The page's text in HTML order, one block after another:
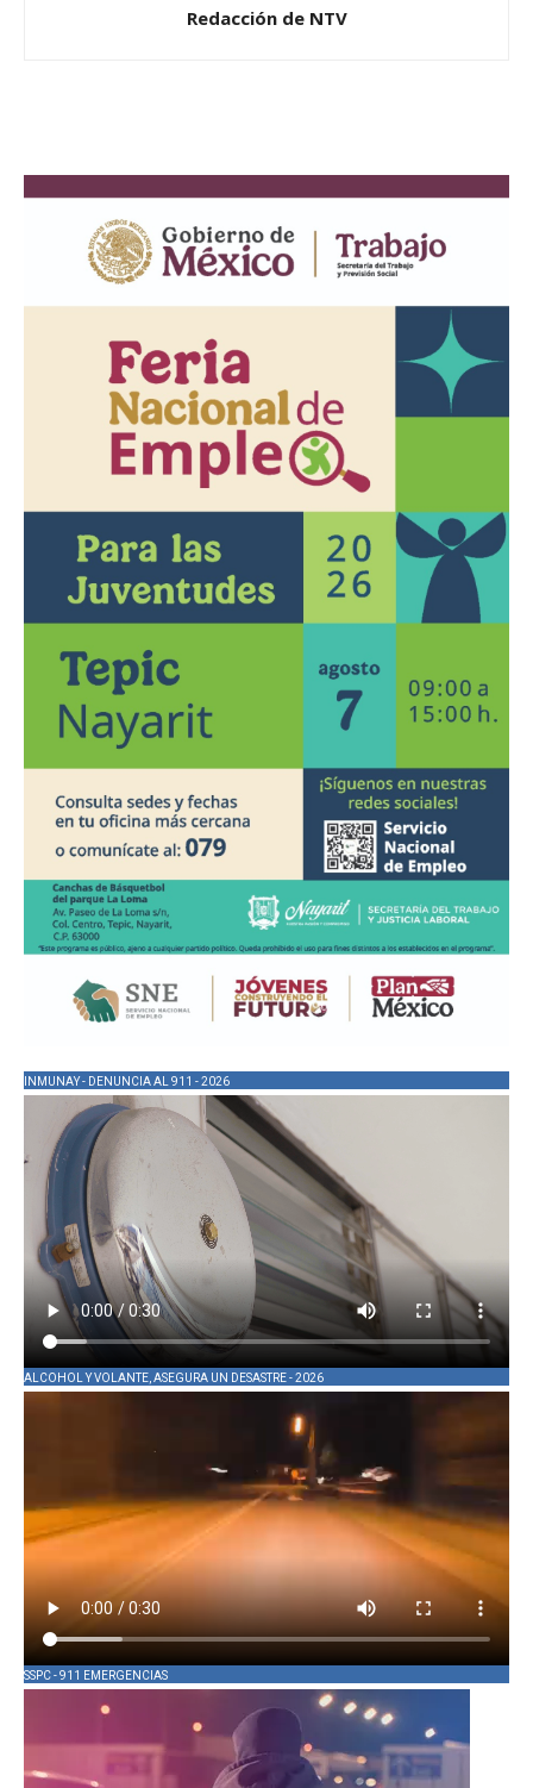
Redacción de NTV
INMUNAY - DENUNCIA AL 911 - 2026
ALCOHOL Y VOLANTE, ASEGURA UN DESASTRE - 2026
SSPC - 911 EMERGENCIAS